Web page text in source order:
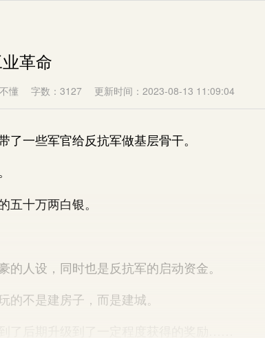
革命
懂 字数：3127 更新时间：2023-08-13 11:09:04
一些军官给反抗军做基层骨干。
十万两白银。
人设，同时也是反抗军的启动资金。
不是建房子，而是建城。